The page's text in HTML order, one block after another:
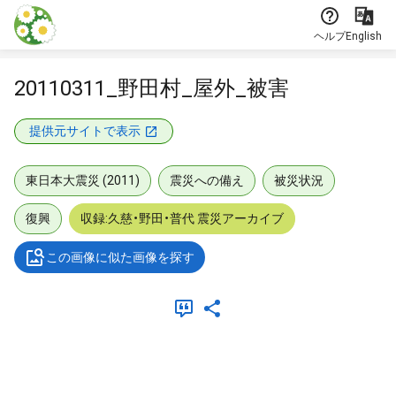
本文に飛ぶ
ヘルプEnglish
20110311_野田村_屋外_被害
提供元サイトで表示
東日本大震災 (2011) 震災への備え 被災状況
復興 収録:久慈・野田・普代 震災アーカイブ
この画像に似た画像を探す